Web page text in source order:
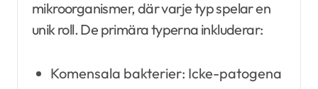
mikroorganismer, där varje typ spelar en
unik roll. De primära typerna inkluderar:
Komensala bakterier: Icke-patogena